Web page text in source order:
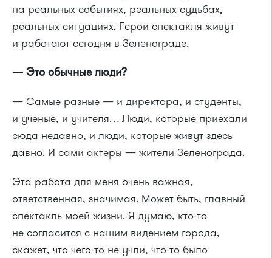
на реальных событиях, реальных судьбах,
реальных ситуациях. Герои спектакля живут
и работают сегодня в Зеленограде.
— Это обычные люди?
— Самые разные — и директора, и студенты,
и ученые, и учителя… Люди, которые приехали
сюда недавно, и люди, которые живут здесь
давно. И сами актеры — жители Зеленограда.
Эта работа для меня очень важная,
ответственная, значимая. Может быть, главный
спектакль моей жизни. Я думаю, кто-то
не согласится с нашим видением города,
скажет, что чего-то не учли, что-то было